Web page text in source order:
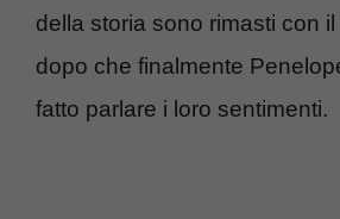
della storia sono rimasti con
dopo che finalmente
fatto parlare i loro sentimenti.